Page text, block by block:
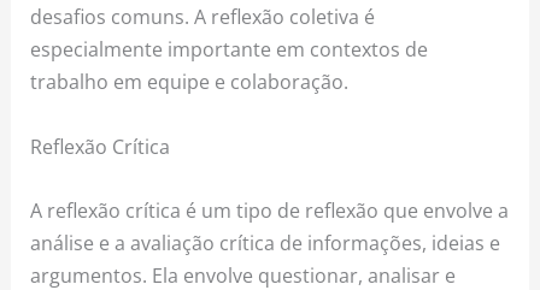
desafios comuns. A reflexão coletiva é
especialmente importante em contextos de
trabalho em equipe e colaboração.
Reflexão Crítica
A reflexão crítica é um tipo de reflexão que envolve a
análise e a avaliação crítica de informações, ideias e
argumentos. Ela envolve questionar, analisar e